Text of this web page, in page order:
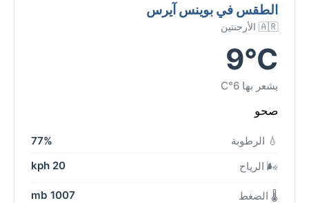
الطقس في بوينس آيرس
🇦🇷 الأرجنتين
9°C
يشعر بها 6°C
صحو
💧 الرطوبة
77%
🌬️ الرياح
20 kph
🌡️ الضغط 1007 mb